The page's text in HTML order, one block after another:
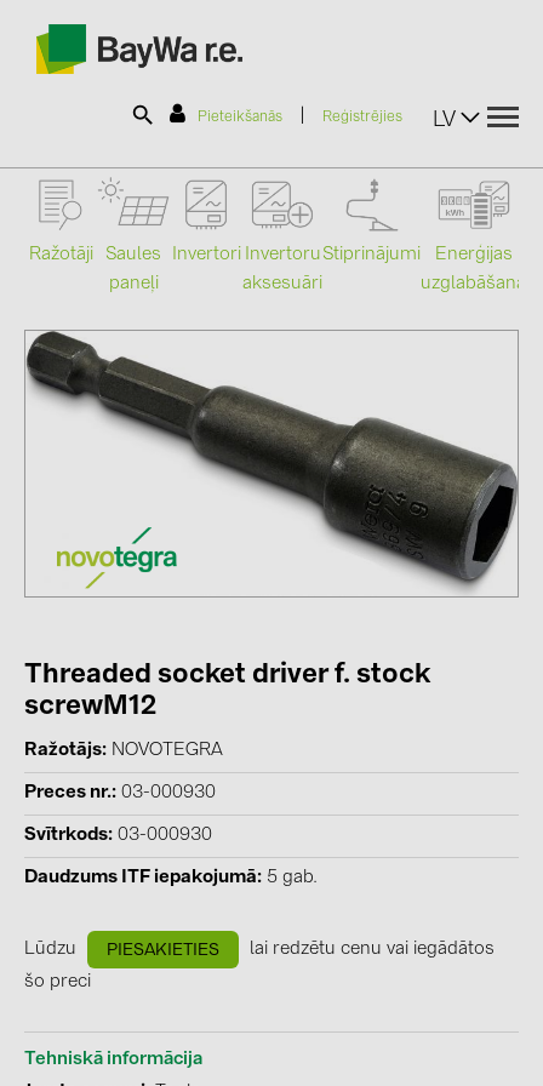
Pieteikšanās Reģistrējies LV
SOLAR-PLANIT
Informācija
kontakti
KATEGORIJAS
Saules paneļi (19)
Invertori (105)
Invertoru aksesuāri (84)
Enerģijas uzglabāšana (71)
E-Mobilitāte (19)
RAŽOTĀJI
AIKO Solar (2)
Ražotāji
Saules
paneļi
Invertori Invertoru
aksesuāri
Stiprinājumi
Enerģijas
uzglabāšana
Threaded socket driver f. stock
screwM12
Ražotājs NOVOTEGRA
Preces nr. 03-000930
Svītrkods 03-000930
Daudzums ITF iepakojumā 5 gab.
Lūdzu PIESAKIETIES
lai redzētu cenu vai iegādātos
šo preci
Tehniskā informācija